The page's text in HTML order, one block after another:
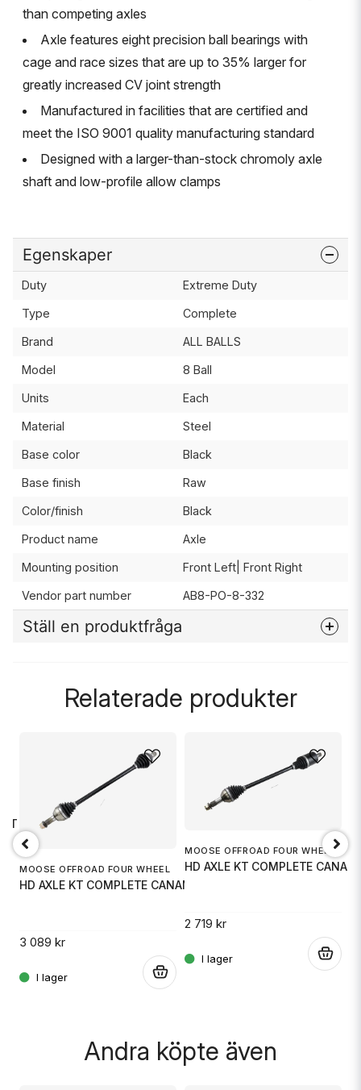
than competing axles
Axle features eight precision ball bearings with
cage and race sizes that are up to 35% larger for
greatly increased CV joint strength
Manufactured in facilities that are certified and
meet the ISO 9001 quality manufacturing standard
Designed with a larger-than-stock chromoly axle
shaft and low-profile allow clamps
Egenskaper
Duty Extreme Duty
Type Complete
Brand ALL BALLS
Model 8 Ball
Units Each
Material Steel
Base color Black
Base finish Raw
Color/finish Black
Product name Axle
Mounting position Front Left| Front Right
Vendor part number AB8-PO-8-332
Ställ en produktfråga
emailMejladress
Ja, ni får publicera min fråga
Skicka fråga
Relaterade produkter
MOOSE OFFROAD FOUR WHEEL
HD AXLE KT COMPLETE CANAM
3 089 kr
MOOSE OFFROAD FOUR WHEEL
HD AXLE KT COMPLETE CANAM
2 719 kr
Andra köpte även